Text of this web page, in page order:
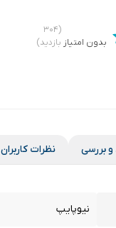
بدون امتیاز
(۳۰۴
بازدید)
و بررسی نظرات کاربران
نیوپایپ